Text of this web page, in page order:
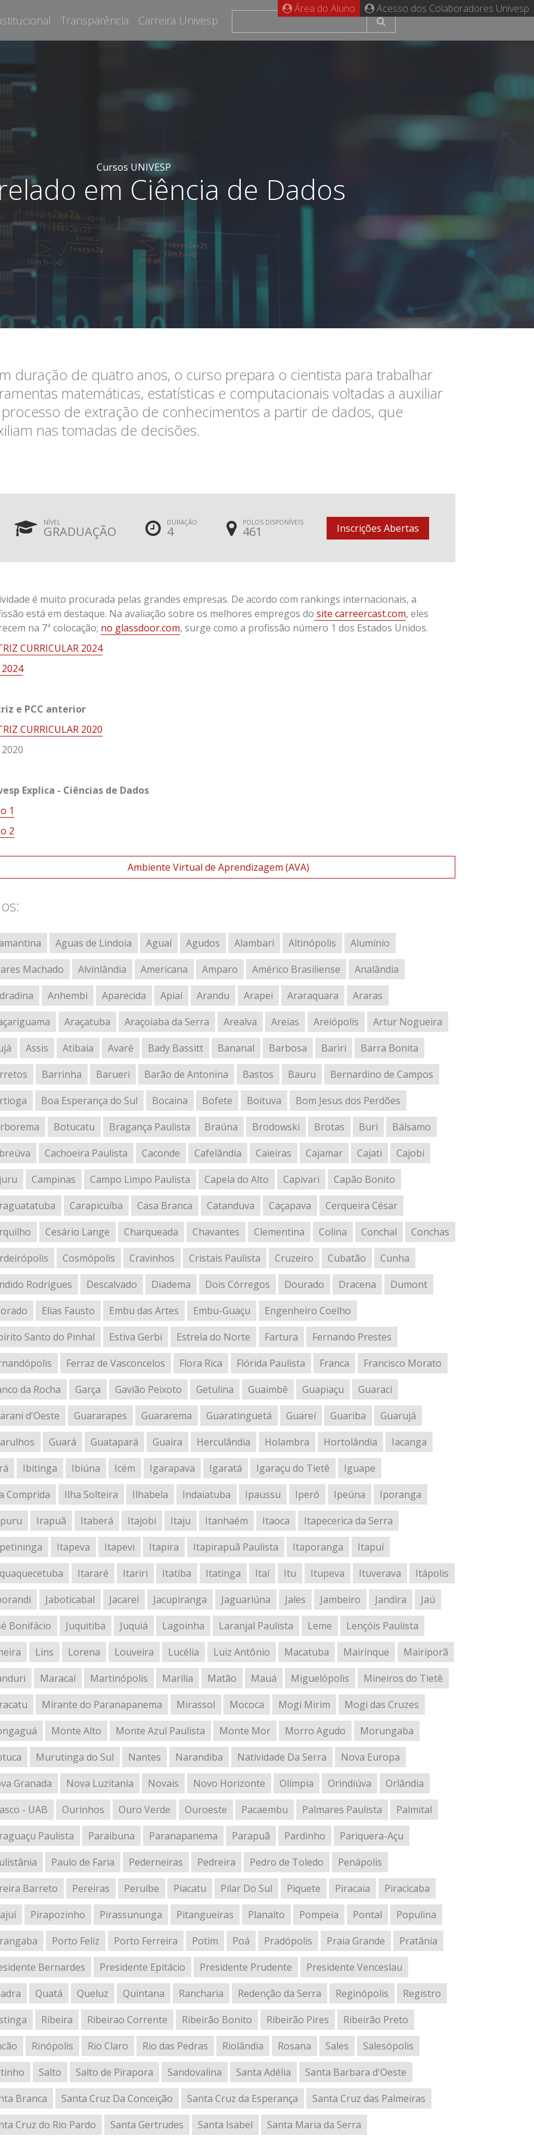
Transparência Carreira Univesp
Área do Aluno Acesso dos Colaboradores Univesp
Cursos UNIVESP
em Ciência de Dados
duração de quatro anos, o curso prepara o cientista para trabalhar
matemáticas, estatísticas e computacionais voltadas a auxiliar
de extração de conhecimentos a partir de dados, que
nas tomadas de decisões.
NÍVEL
GRADUAÇÃO
DURAÇÃO
4
POLOS DISPONÍVEIS
461 Inscrições Abertas
é muito procurada pelas grandes empresas. De acordo com rankings internacionais, a
está em destaque. Na avaliação sobre os melhores empregos do site carreercast.com, eles
na 7ª colocação; no glassdoor.com, surge como a profissão número 1 dos Estados Unidos.
CURRICULAR 2024
2024
e PCC anterior
CURRICULAR 2020
2020
Explica - Ciências de Dados
1
2
Ambiente Virtual de Aprendizagem (AVA)
Aguas de Lindoia Aguaí Agudos Alambari Altinópolis
Alumínio
Machado
Alvinlândia Americana Amparo Américo Brasiliense
Analândia
Anhembi Aparecida Apiaí Arandu Arapei Araraquara
Araras
Araçatuba Araçoiaba da Serra Arealva Areias Areiópolis
Artur Nogueira
Assis Atibaia Avaré Bady Bassitt Bananal Barbosa Bariri
Barra Bonita
Barrinha Barueri Barão de Antonina Bastos Bauru
Bernardino de Campos
Boa Esperança do Sul Bocaina Bofete Boituva
Bom Jesus dos Perdões
Botucatu Bragança Paulista Braúna Brodowski Brotas Buri
Bálsamo
Cachoeira Paulista Caconde Cafelândia Caieiras Cajamar Cajati
Cajobi
Campinas Campo Limpo Paulista Capela do Alto Capivari
Capão Bonito
Carapicuíba Casa Branca Catanduva Caçapava
Cerqueira César
Cesário Lange Charqueada Chavantes Clementina Colina Conchal
Conchas
Cosmópolis Cravinhos Cristais Paulista Cruzeiro Cubatão
Cunha
Rodrigues
Descalvado Diadema Dois Córregos Dourado Dracena
Dumont
Elias Fausto Embu das Artes Embu-Guaçu
Engenheiro Coelho
Santo do Pinhal
Estiva Gerbi Estrela do Norte Fartura
Fernando Prestes
Ferraz de Vasconcelos Flora Rica Flórida Paulista Franca
Francisco Morato
da Rocha
Garça Gavião Peixoto Getulina Guaimbê Guapiaçu
Guaraci
d'Oeste
Guararapes Guararema Guaratinguetá Guareí Guariba
Guarujá
Guará Guatapará Guaíra Herculândia Holambra Hortolândia
Iacanga
Ibitinga Ibiúna Icém Igarapava Igaratá Igaraçu do Tietê
Iguape
Comprida
Ilha Solteira Ilhabela Indaiatuba Ipaussu Iperó Ipeúna
Iporanga
Irapuã Itaberá Itajobi Itaju Itanhaém Itaoca
Itapecerica da Serra
Itapeva Itapevi Itapira Itapirapuã Paulista Itaporanga
Itapuí
Itararé Itariri Itatiba Itatinga Itaí Itu Itupeva Ituverava
Itápolis
Jaboticabal Jacareí Jacupiranga Jaguariúna Jales Jambeiro Jandira
Jaú
Bonifácio
Juquitiba Juquiá Lagoinha Laranjal Paulista Leme
Lençóis Paulista
Lins Lorena Louveira Lucélia Luiz Antônio Macatuba Mairinque
Mairiporã
Maracaí Martinópolis Marília Matão Mauá Miguelópolis
Mineiros do Tietê
Mirante do Paranapanema Mirassol Mococa Mogi Mirim
Mogi das Cruzes
Monte Alto Monte Azul Paulista Monte Mor Morro Agudo
Morungaba
Murutinga do Sul Nantes Narandiba Natividade Da Serra
Nova Europa
Granada
Nova Luzitania Novais Novo Horizonte Olímpia Orindiúva
Orlândia
- UAB
Ourinhos Ouro Verde Ouroeste Pacaembu Palmares Paulista
Palmital
Paulista
Paraibuna Paranapanema Parapuã Pardinho
Pariquera-Açu
Paulo de Faria Pederneiras Pedreira Pedro de Toledo
Penápolis
Barreto
Pereiras Peruíbe Piacatu Pilar Do Sul Piquete Piracaia
Piracicaba
Pirapozinho Pirassununga Pitangueiras Planalto Pompeia Pontal
Populina
Porto Feliz Porto Ferreira Potim Poá Pradópolis Praia Grande
Pratânia
Bernardes
Presidente Epitácio Presidente Prudente
Presidente Venceslau
Quatá Queluz Quintana Rancharia Redenção da Serra Reginópolis
Registro
Ribeira Ribeirao Corrente Ribeirão Bonito Ribeirão Pires
Ribeirão Preto
Rinópolis Rio Claro Rio das Pedras Riolândia Rosana Sales
Salesópolis
Salto Salto de Pirapora Sandovalina Santa Adélia
Santa Barbara d'Oeste
Branca
Santa Cruz Da Conceição Santa Cruz da Esperança
Santa Cruz das Palmeiras
Cruz do Rio Pardo
Santa Gertrudes Santa Isabel Santa Maria da Serra